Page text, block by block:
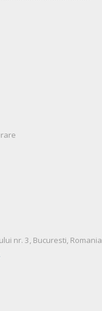
nr. 3, Bucuresti, Romania